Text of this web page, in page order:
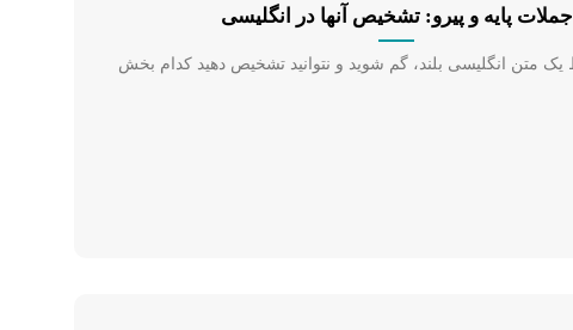
جملات پایه و پیرو: تشخیص آنها در انگلیسی